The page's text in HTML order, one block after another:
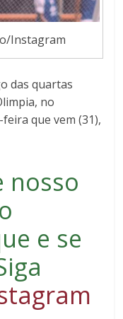
Instagram
das quartas
no
que vem (31),
nosso
e se